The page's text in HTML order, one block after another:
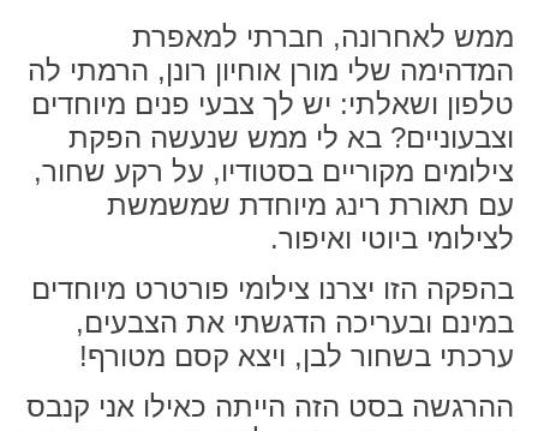
ממש לאחרונה, חברתי למאפרת
המדהימה שלי מורן אוחיון רונן, הרמתי לה
טלפון ושאלתי: יש לך צבעי פנים מיוחדים
וצבעוניים? בא לי ממש שנעשה הפקת
צילומים מקוריים בסטודיו, על רקע שחור,
עם תאורת רינג מיוחדת שמשמשת
לצילומי ביוטי ואיפור.
בהפקה הזו יצרנו צילומי פורטרט מיוחדים
במינם ובעריכה הדגשתי את הצבעים,
ערכתי בשחור לבן, ויצא קסם מטורף!
ההרגשה בסט הזה הייתה כאילו אני קנבס